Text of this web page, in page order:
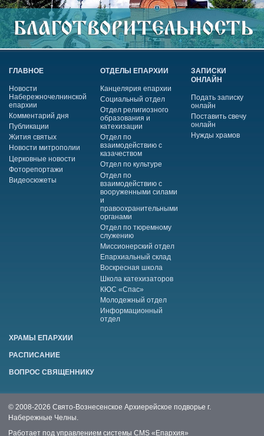
ГЛАВНОЕ
Новости
Набережночелнинской
епархии
Комментарий дня
Публикации
Жития святых
Новости митрополии
Церковные новости
Фоторепортажи
Видеосюжеты
ОТДЕЛЫ ЕПАРХИИ
Канцелярия епархии
Социальный отдел
Отдел религиозного
образования и
катехизации
Отдел по
взаимодействию с
казачеством
Отдел по культуре
Отдел по
взаимодействию с
вооруженными силами
и
правоохранительными
органами
Отдел по тюремному
служению
Миссионерский отдел
Епархиальный склад
Воскресная школа
Школа катехизаторов
КЮС «Спас»
Молодежный отдел
Информационный
отдел
ЗАПИСКИ
ОНЛАЙН
Подать записку
онлайн
Поставить свечу
онлайн
Нужды храмов
ХРАМЫ ЕПАРХИИ
РАСПИСАНИЕ
ВОПРОС СВЯЩЕННИКУ
© 2008-2026 Свято-Вознесенское Архиерейское подворье г.
Набережные Челны.
Работает под управлением системы CMS «Епархия»